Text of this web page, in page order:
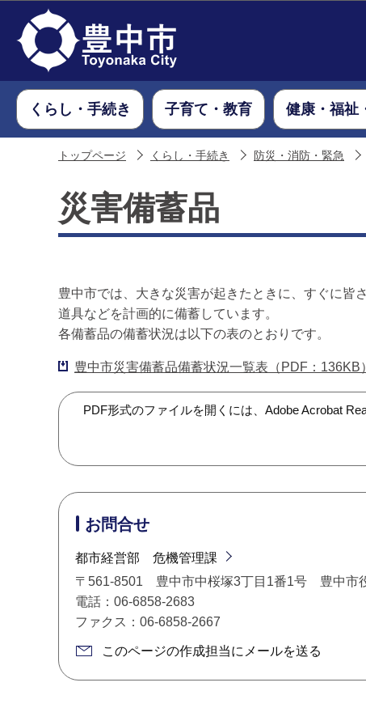
くらし・手続き 子育て・教育 健康・福祉
トップページ くらし・手続き 防災・消防・緊急
災害備蓄品
豊中市では、大きな災害が起きたときに、すぐに皆
道具などを計画的に備蓄しています。
各備蓄品の備蓄状況は以下の表のとおりです。
豊中市災害備蓄品備蓄状況一覧表（PDF：136KB）
PDF形式のファイルを開くには、Adobe Acrobat
お問合せ
都市経営部 危機管理課
〒561-8501 豊中市中桜塚3丁目1番1号 豊中市
電話：06-6858-2683
ファクス：06-6858-2667
このページの作成担当にメールを送る